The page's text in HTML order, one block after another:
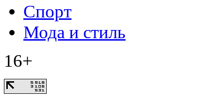
Спорт
Мода и стиль
16+